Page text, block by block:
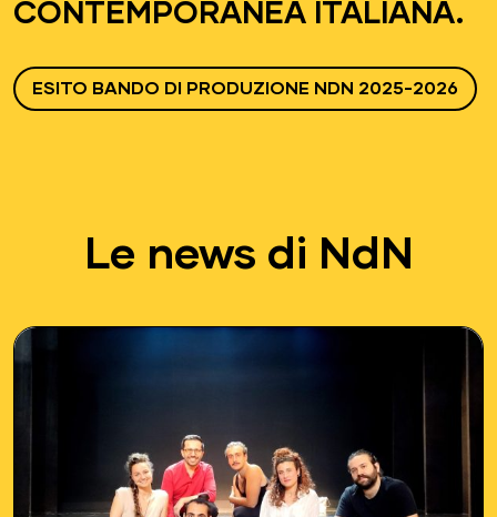
CONTEMPORANEA ITALIANA.
ESITO BANDO DI PRODUZIONE NDN 2025-2026
Le news di NdN